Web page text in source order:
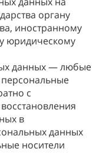
органу
иностранному
юридическому
данных — любые
персональные
с
в
данных
носители